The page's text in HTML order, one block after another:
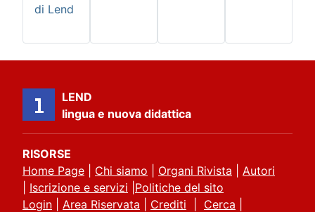
di Lend
LEND
lingua e nuova didattica
RISORSE
Home Page
Chi siamo Organi Rivista
Autori
Iscrizione e servizi Politiche del sito
Login
Area Riservata Crediti Cerca